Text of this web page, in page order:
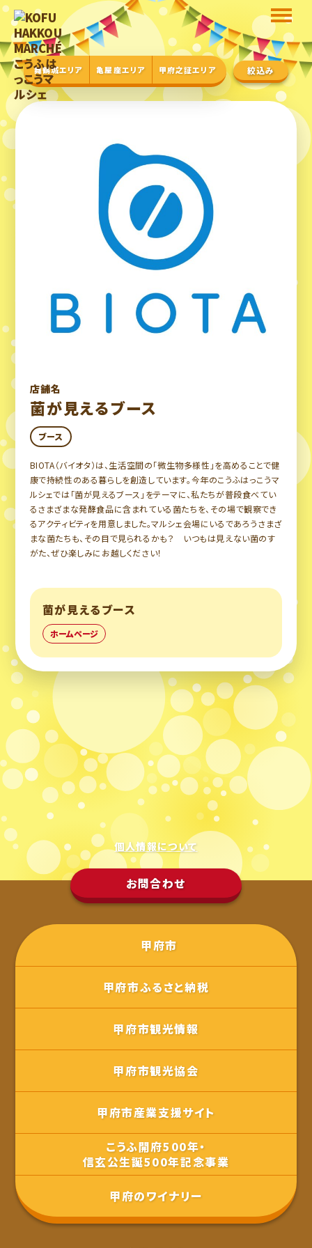
舞鶴城エリア 亀屋座エリア 甲府之証エリア 絞込み
店舗名
菌が見えるブース
ブース
BIOTA（バイオタ）は、生活空間の「微生物多様性」を高めることで健
康で持続性のある暮らしを創造しています。今年のこうふはっこうマ
ルシェでは「菌が見えるブース」をテーマに、私たちが普段食べてい
るさまざまな発酵食品に含まれている菌たちを、その場で観察でき
るアクティビティを用意しました。マルシェ会場にいるであろうさまざ
まな菌たちも、その目で見られるかも？ いつもは見えない菌のす
がた、ぜひ楽しみにお越しください！
菌が見えるブース
ホームページ
個人情報について
お問合わせ
甲府市
甲府市ふるさと納税
甲府市観光情報
甲府市観光協会
甲府市産業支援サイト
こうふ開府500年・
信玄公生誕500年記念事業
甲府のワイナリー